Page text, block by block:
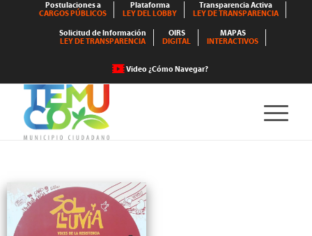
Postulaciones a
CARGOS PÚBLICOS
Plataforma
LEY DEL LOBBY
Transparencia Activa
LEY DE TRANSPARENCIA
Solicitud de Información
LEY DE TRANSPARENCIA
OIRS
DIGITAL
MAPAS
INTERACTIVOS
Video ¿Cómo Navegar?